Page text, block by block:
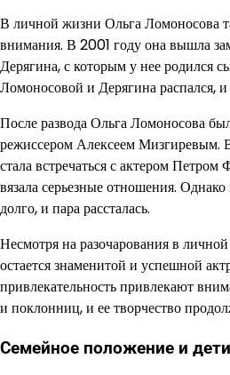
В личной жизни Ольга Ломоносова
внимания. В 2001 году она вышла
Дерягина, с которым у нее родился
Ломоносовой и Дерягина распался, и
После развода Ольга Ломоносова
режиссером Алексеем Мизгиревым.
стала встречаться с актером
вязала серьезные отношения. Однако
долго, и пара рассталась.
Несмотря на разочарования в
остается знаменитой и успешной
привлекательность привлекают
и поклонниц, и ее творчество
Семейное положение и дети